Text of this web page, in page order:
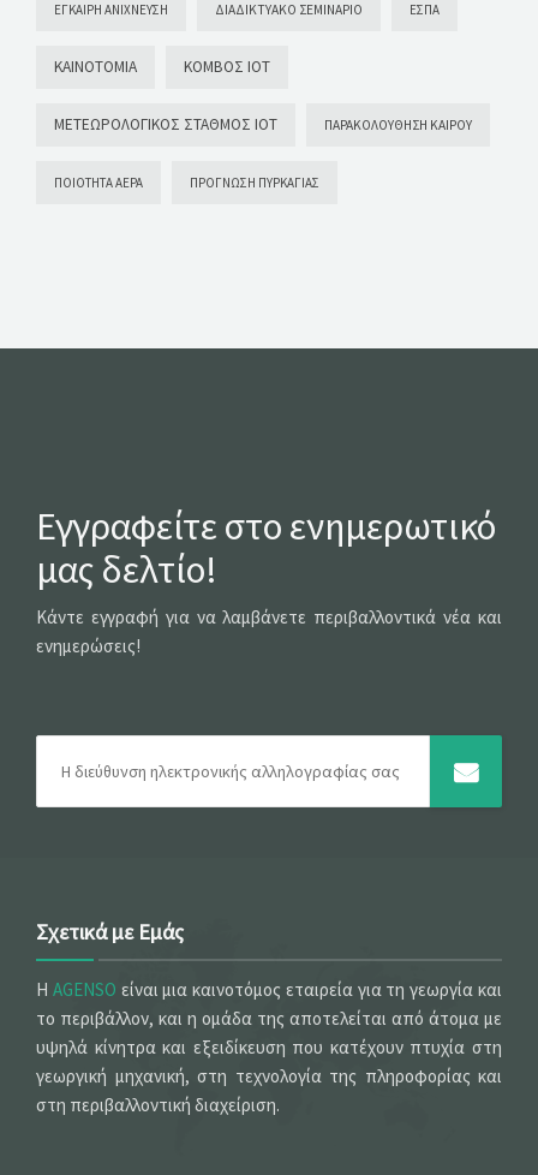
ΈΓΚΑΙΡΗ ΑΝΊΧΝΕΥΣΗ ΔΙΑΔΙΚΤΥΑΚΌ ΣΕΜΙΝΆΡΙΟ ΕΣΠΑ
ΚΑΙΝΟΤΟΜΊΑ ΚΌΜΒΟΣ ΙΟΤ
ΜΕΤΕΩΡΟΛΟΓΙΚΌΣ ΣΤΑΘΜΌΣ ΙΟΤ ΠΑΡΑΚΟΛΟΎΘΗΣΗ ΚΑΙΡΟΎ
ΠΟΙΌΤΗΤΑ ΑΈΡΑ ΠΡΌΓΝΩΣΗ ΠΥΡΚΑΓΙΆΣ
Εγγραφείτε στο ενημερωτικό
μας δελτίο!
Κάντε εγγραφή για να λαμβάνετε περιβαλλοντικά νέα και
ενημερώσεις!
Σχετικά με Εμάς
Η AGENSO είναι μια καινοτόμος εταιρεία για τη γεωργία και
το περιβάλλον, και η ομάδα της αποτελείται από άτομα με
υψηλά κίνητρα και εξειδίκευση που κατέχουν πτυχία στη
γεωργική μηχανική, στη τεχνολογία της πληροφορίας και
στη περιβαλλοντική διαχείριση.